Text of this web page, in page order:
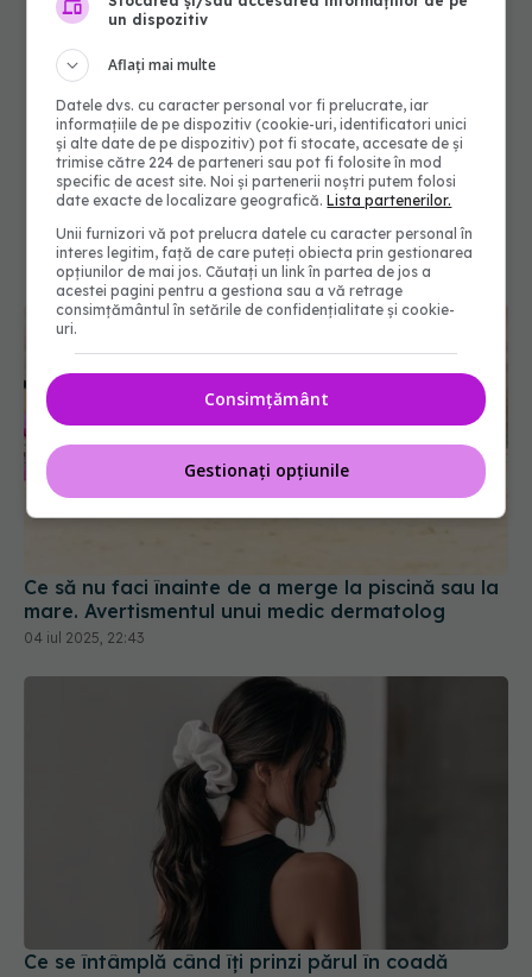
Ce să nu faci înainte de a merge la piscină sau la
mare. Avertismentul unui medic dermatolog
04 iul 2025, 22:43
Ce se întâmplă când îți prinzi părul în coadă
un dispozitiv
Aflați mai multe
Datele dvs. cu caracter personal vor fi prelucrate, iar
informațiile de pe dispozitiv (cookie-uri, identificatori unici
și alte date de pe dispozitiv) pot fi stocate, accesate de și
trimise către 224 de parteneri sau pot fi folosite în mod
specific de acest site. Noi și partenerii noștri putem folosi
date exacte de localizare geografică.Lista partenerilor.
Unii furnizori vă pot prelucra datele cu caracter personal în
interes legitim, față de care puteți obiecta prin gestionarea
opțiunilor de mai jos. Căutați un link în partea de jos a
acestei pagini pentru a gestiona sau a vă retrage
consimțământul în setările de confidențialitate și cookie-
uri.
Consimțământ
Gestionați opțiunile